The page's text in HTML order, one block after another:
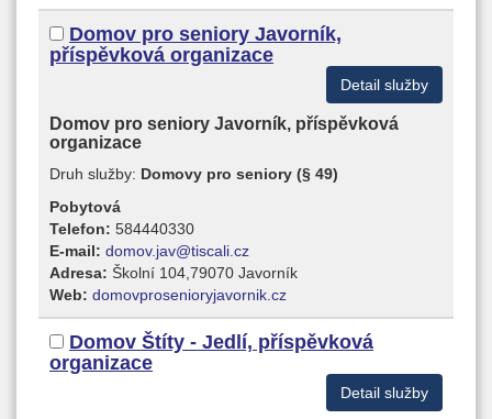
Domov pro seniory Javorník,
příspěvková organizace
Detail služby
Domov pro seniory Javorník, příspěvková
organizace
Druh služby: Domovy pro seniory (§ 49)
Pobytová
Telefon: 584440330
E-mail: domov.jav@tiscali.cz
Adresa: Školní 104,79070 Javorník
Web: domovprosenioryjavornik.cz
Domov Štíty - Jedlí, příspěvková
organizace
Detail služby